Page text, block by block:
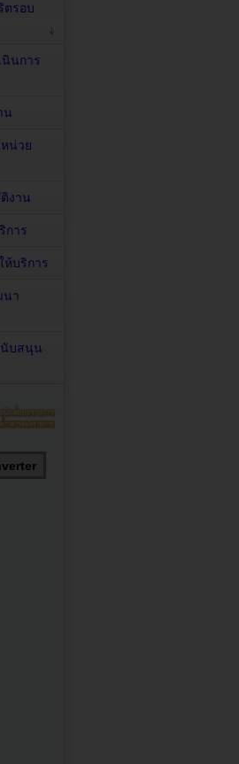
ตรอบ
นินการ
น
น่วย
งาน
การ
ห้บริการ
นา
นับสนุน